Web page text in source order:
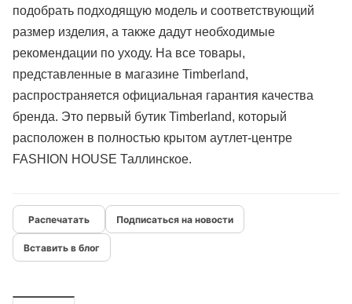
подобрать подходящую модель и соответствующий
размер изделия, а также дадут необходимые
рекомендации по уходу. На все товары,
представленные в магазине Timberland,
распространяется официальная гарантия качества
бренда. Это первый бутик Timberland, который
расположен в полностью крытом аутлет-центре
FASHION HOUSE Таллинское.
Подписаться на новости
Вставить в блог